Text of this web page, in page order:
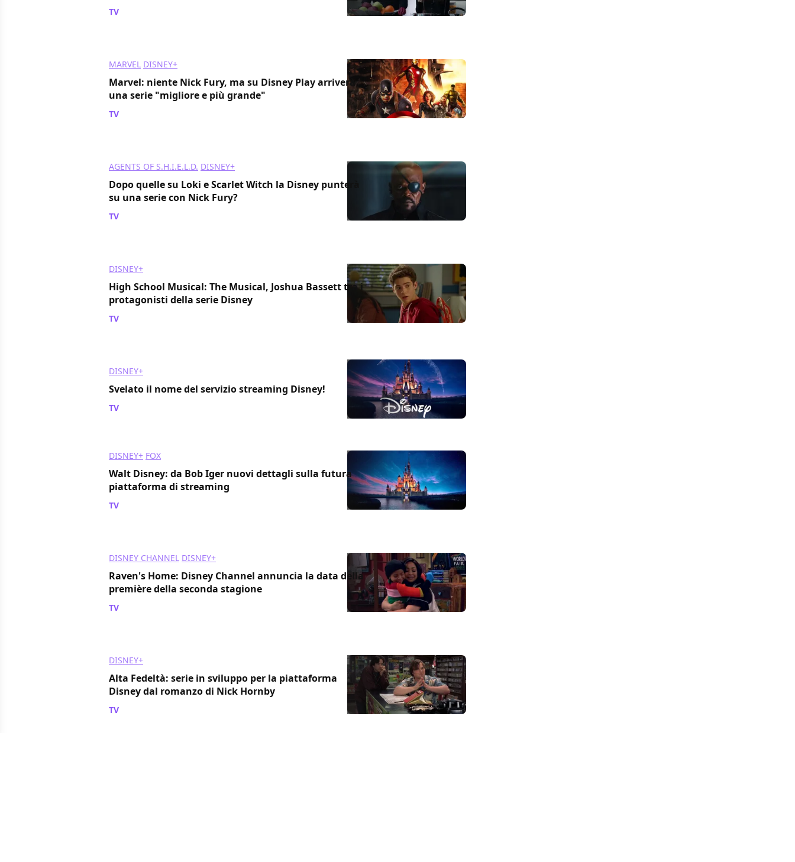
TV
MARVEL DISNEY+
Marvel: niente Nick Fury, ma su Disney Play arriverà
una serie "migliore e più grande"
TV
AGENTS OF S.H.I.E.L.D. DISNEY+
Dopo quelle su Loki e Scarlet Witch la Disney punterà
su una serie con Nick Fury?
TV
DISNEY+
High School Musical: The Musical, Joshua Bassett tra i
protagonisti della serie Disney
TV
DISNEY+
Svelato il nome del servizio streaming Disney!
TV
DISNEY+ FOX
Walt Disney: da Bob Iger nuovi dettagli sulla futura
piattaforma di streaming
TV
DISNEY CHANNEL DISNEY+
Raven's Home: Disney Channel annuncia la data della
première della seconda stagione
TV
DISNEY+
Alta Fedeltà: serie in sviluppo per la piattaforma
Disney dal romanzo di Nick Hornby
TV